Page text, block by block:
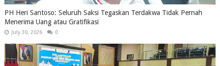
PH Heri Santoso: Seluruh Saksi Tegaskan Terdakwa Tidak Pernah
Menerima Uang atau Gratifikasi
July 30, 2026 0